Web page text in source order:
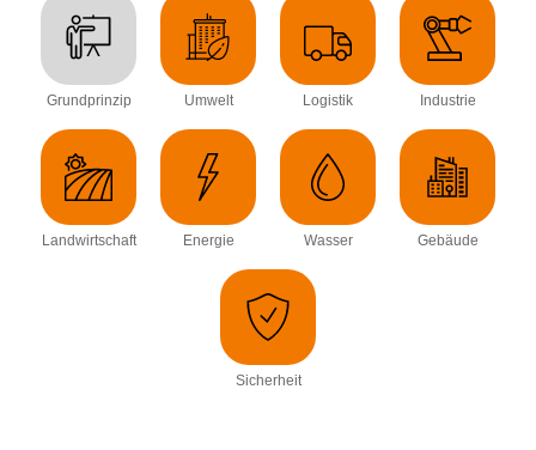
Grundprinzip Umwelt Logistik Industrie
Landwirtschaft Energie Wasser Gebäude
Sicherheit